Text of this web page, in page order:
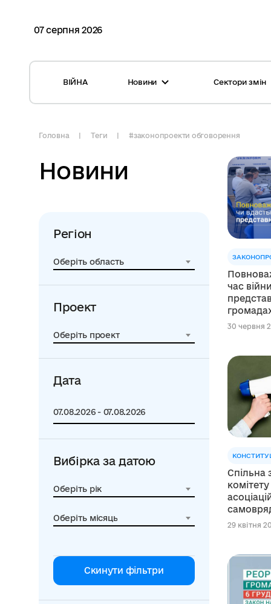
07 серпня 2026
ВІЙНА Новини
Календар подій
Фотогалерея
Хмара тегів
Сектори змін
ЦНАП
Управління відходами
Головна Теги #законопроекти обговорення
Новини
Регіон
Оберіть область
Проект
Оберіть проект
Дата
Вибірка за датою
Оберіть рік
Оберіть місяць
Скинути фільтри
час
30 червня
Спільна
29 квітня